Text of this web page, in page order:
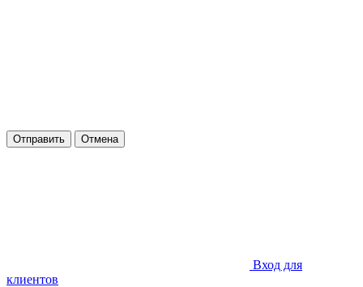
Отправить Отмена
Вход для
клиентов